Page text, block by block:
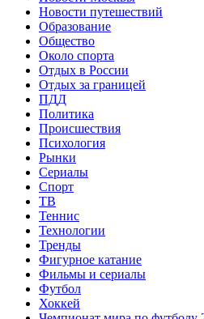
Новости путешествий
Образование
Общество
Около спорта
Отдых в России
Отдых за границей
ПДД
Политика
Происшествия
Психология
Рынки
Сериалы
Спорт
ТВ
Теннис
Технологии
Тренды
Фигурное катание
Фильмы и сериалы
Футбол
Хоккей